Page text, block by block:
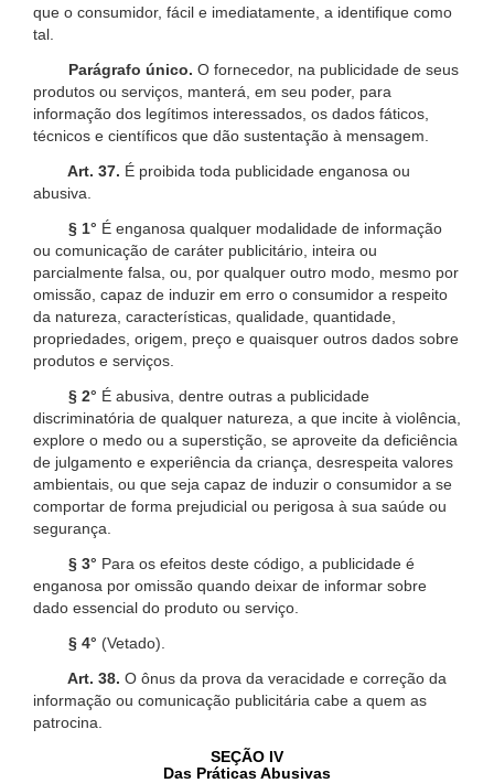
que o consumidor, fácil e imediatamente, a identifique como
tal.
Parágrafo único. O fornecedor, na publicidade de seus
produtos ou serviços, manterá, em seu poder, para
informação dos legítimos interessados, os dados fáticos,
técnicos e científicos que dão sustentação à mensagem.
Art. 37. É proibida toda publicidade enganosa ou
abusiva.
§ 1° É enganosa qualquer modalidade de informação
ou comunicação de caráter publicitário, inteira ou
parcialmente falsa, ou, por qualquer outro modo, mesmo por
omissão, capaz de induzir em erro o consumidor a respeito
da natureza, características, qualidade, quantidade,
propriedades, origem, preço e quaisquer outros dados sobre
produtos e serviços.
§ 2° É abusiva, dentre outras a publicidade
discriminatória de qualquer natureza, a que incite à violência,
explore o medo ou a superstição, se aproveite da deficiência
de julgamento e experiência da criança, desrespeita valores
ambientais, ou que seja capaz de induzir o consumidor a se
comportar de forma prejudicial ou perigosa à sua saúde ou
segurança.
§ 3° Para os efeitos deste código, a publicidade é
enganosa por omissão quando deixar de informar sobre
dado essencial do produto ou serviço.
§ 4° (Vetado).
Art. 38. O ônus da prova da veracidade e correção da
informação ou comunicação publicitária cabe a quem as
patrocina.
SEÇÃO IV
Das Práticas Abusivas